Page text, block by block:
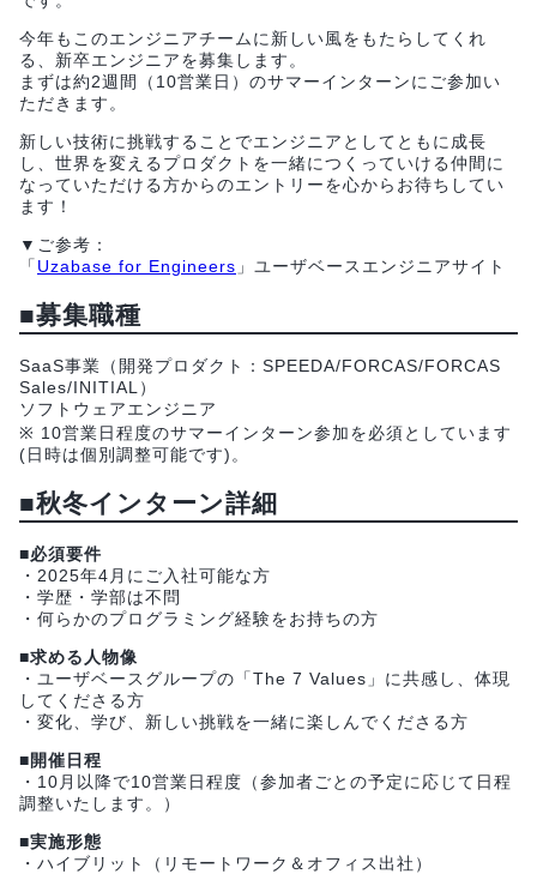
今年もこのエンジニアチームに新しい風をもたらしてくれ
る、新卒エンジニアを募集します。
まずは約2週間（10営業日）のサマーインターンにご参加い
ただきます。
新しい技術に挑戦することでエンジニアとしてともに成長
し、世界を変えるプロダクトを一緒につくっていける仲間に
なっていただける方からのエントリーを心からお待ちしてい
ます！
▼ご参考：
「 Uzabase for Engineers 」ユーザベースエンジニアサイト
■募集職種
SaaS事業（開発プロダクト：SPEEDA/FORCAS/FORCAS
Sales/INITIAL）
ソフトウェアエンジニア
※ 10営業日程度のサマーインターン参加を必須としています
(日時は個別調整可能です)。
■秋冬インターン詳細
■必須要件
・2025年4月にご入社可能な方
・学歴・学部は不問
・何らかのプログラミング経験をお持ちの方
■求める人物像
・ユーザベースグループの「The 7 Values」に共感し、体現
してくださる方
・変化、学び、新しい挑戦を一緒に楽しんでくださる方
■開催日程
・10月以降で10営業日程度（参加者ごとの予定に応じて日程
調整いたします。）
■実施形態
・ハイブリット（リモートワーク＆オフィス出社）